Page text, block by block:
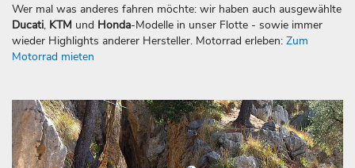
Wer mal was anderes fahren möchte: wir haben auch ausgewählte
Ducati, KTM und Honda-Modelle in unser Flotte - sowie immer
wieder Highlights anderer Hersteller. Motorrad erleben: Zum
Motorrad mieten